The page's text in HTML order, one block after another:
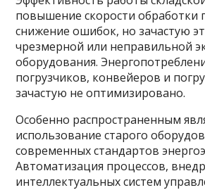
повышение скорости обработки
снижение ошибок, но зачастую
чрезмерной или неправильной
оборудования.
погрузчиков, конвейеров и
зачастую не оптимизировано.
Особенно распространенным
использование старого
современных стандартов
Автоматизация процессов,
интеллектуальных систем